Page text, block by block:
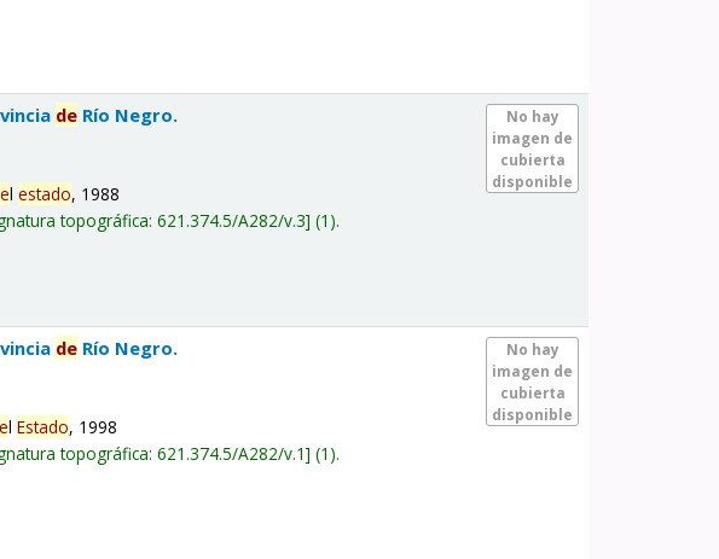
No hay
imagen de
cubierta
disponible
de Río Negro.
lestado, 1988
topográfica:621.374.5/A282/v.3 (1).
No hay
imagen de
cubierta
disponible
de Río Negro.
lEstado, 1998
topográfica:621.374.5/A282/v.1 (1).